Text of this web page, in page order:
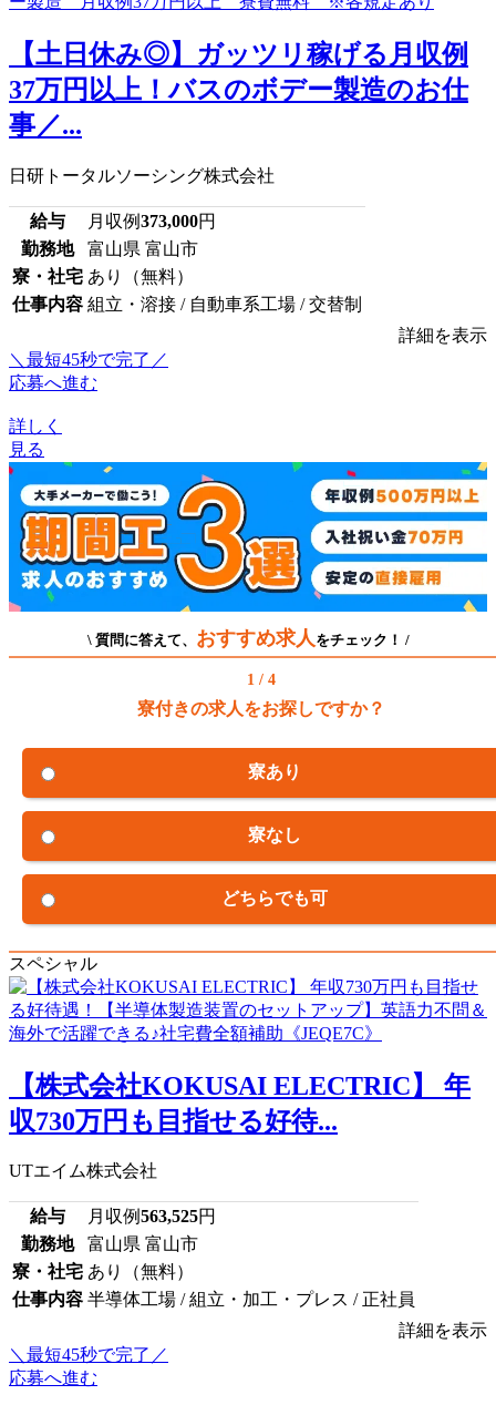
【土日休み◎】ガッツリ稼げる月収例
37万円以上！バスのボデー製造のお仕
事／...
日研トータルソーシング株式会社
給与 月収例373,000円
勤務地
富山県 富山市
寮・社宅 あり（無料）
仕事内容 組立・溶接 / 自動車系工場 / 交替制
詳細を表示
＼最短45秒で完了／
応募へ進む
詳しく
見る
\ 質問に答えて、 おすすめ求人 をチェック！ /
1 / 4
寮付きの求人をお探しですか？
寮あり
寮なし
どちらでも可
スペシャル
【株式会社KOKUSAI ELECTRIC】 年
収730万円も目指せる好待...
UTエイム株式会社
給与 月収例563,525円
勤務地
富山県 富山市
寮・社宅 あり（無料）
仕事内容 半導体工場 / 組立・加工・プレス / 正社員
詳細を表示
＼最短45秒で完了／
応募へ進む